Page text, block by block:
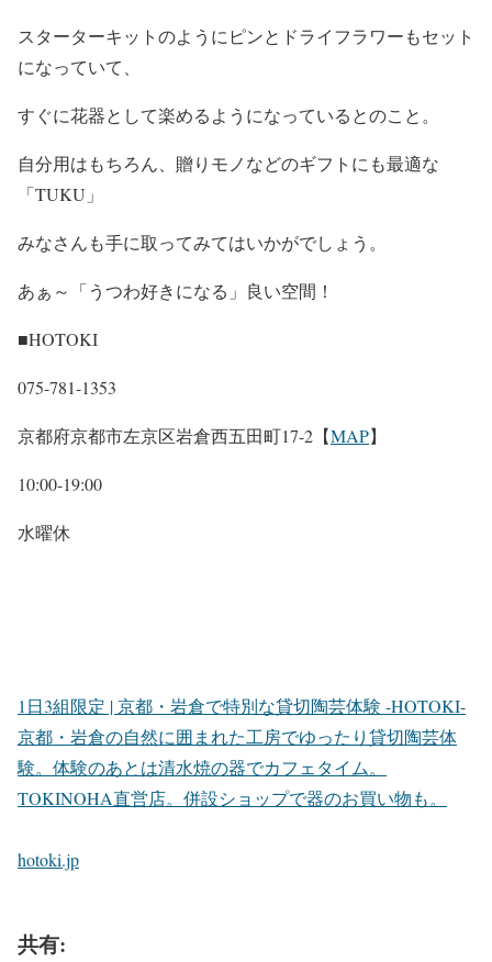
スターターキットのようにピンとドライフラワーもセット
になっていて、
すぐに花器として楽めるようになっているとのこと。
自分用はもちろん、贈りモノなどのギフトにも最適な
「TUKU」
みなさんも手に取ってみてはいかがでしょう。
あぁ～「うつわ好きになる」良い空間！
■HOTOKI
‪075-781-1353‬
京都府京都市左京区岩倉西五田町17-2【MAP】
10:00-19:00
水曜休
1日3組限定 | 京都・岩倉で特別な貸切陶芸体験 -HOTOKI-
京都・岩倉の自然に囲まれた工房でゆったり貸切陶芸体
験。体験のあとは清水焼の器でカフェタイム。
TOKINOHA直営店。併設ショップで器のお買い物も。
hotoki.jp
共有: